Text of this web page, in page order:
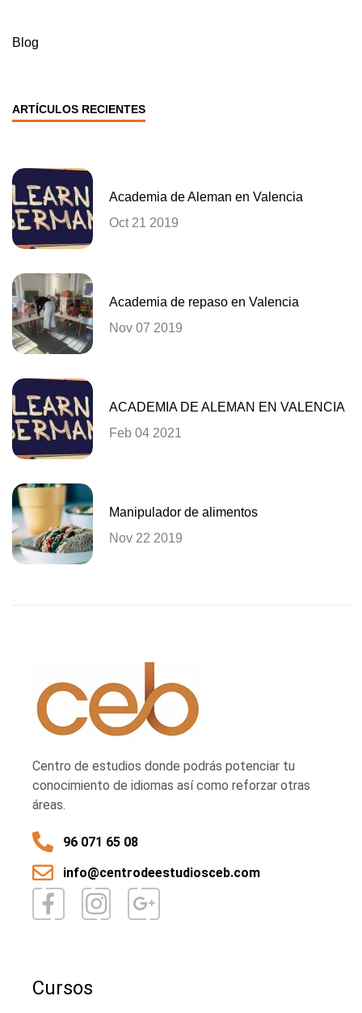
Blog
ARTÍCULOS RECIENTES
Academia de Aleman en Valencia
Oct 21 2019
Academia de repaso en Valencia
Nov 07 2019
ACADEMIA DE ALEMAN EN VALENCIA
Feb 04 2021
Manipulador de alimentos
Nov 22 2019
Centro de estudios donde podrás potenciar tu
conocimiento de idiomas así como reforzar otras
áreas.
96 071 65 08
info@centrodeestudiosceb.com
Cursos